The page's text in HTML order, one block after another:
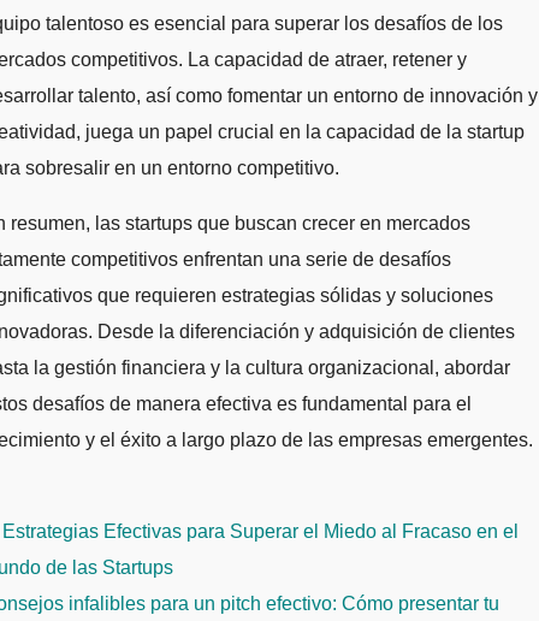
talentoso es esencial para superar los desafíos de los
competitivos. La capacidad de atraer, retener y
talento, así como fomentar un entorno de innovación y
juega un papel crucial en la capacidad de la startup
sobresalir en un entorno competitivo.
resumen, las startups que buscan crecer en mercados
competitivos enfrentan una serie de desafíos
que requieren estrategias sólidas y soluciones
Desde la diferenciación y adquisición de clientes
la gestión financiera y la cultura organizacional, abordar
desafíos de manera efectiva es fundamental para el
y el éxito a largo plazo de las empresas emergentes.
Efectivas para Superar el Miedo al Fracaso en el
de las Startups
infalibles para un pitch efectivo: Cómo presentar tu